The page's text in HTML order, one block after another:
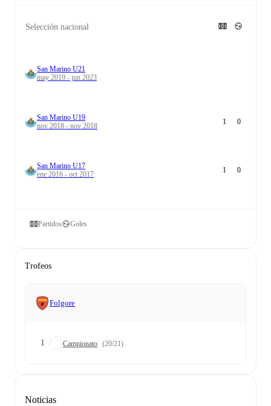
Selección nacional
San Marino U21
may 2019 - jun 2023
San Marino U19
nov 2018 - nov 2018
1 0
San Marino U17
ene 2016 - oct 2017
1 0
Partidos Goles
Trofeos
Folgore
1 Campionato (20/21)
Noticias